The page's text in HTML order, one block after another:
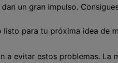
un gran impulso.
para tu próxima idea de
a evitar estos problemas. La